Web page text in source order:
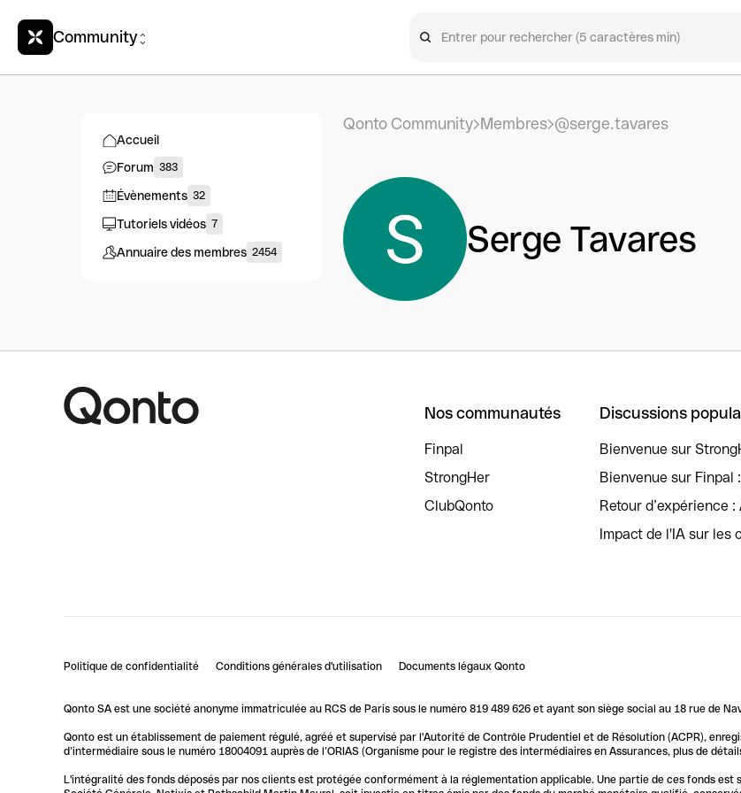
Community
Accueil
Forum 383
Évènements 32
Tutoriels vidéos 7
Annuaire des membres 2454
Qonto Community Membres @serge.tavares
Serge Tavares
Nos communautés
Finpal
StrongHer
ClubQonto
Discussions
Bienvenue sur
Bienvenue sur Finpal
Retour d’expérience
Impact de l'IA sur les
Politique de confidentialité Conditions générales d'utilisation Documents légaux Qonto
Qonto SA est une société anonyme immatriculée au RCS de Paris sous le numéro 819 489 626 et ayant son siège social au 18 rue de
Qonto est un établissement de paiement régulé, agréé et supervisé par l'Autorité de Contrôle Prudentiel et de Résolution (ACPR),
d’intermédiaire sous le numéro 18004091 auprès de l’ORIAS (Organisme pour le registre des intermédiaires en Assurances, plus de
L'intégralité des fonds déposés par nos clients est protégée conformément à la réglementation applicable. Une partie de ces fonds